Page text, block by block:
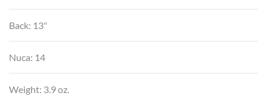
Back: 13″
Nuca: 14
Weight: 3.9 oz.